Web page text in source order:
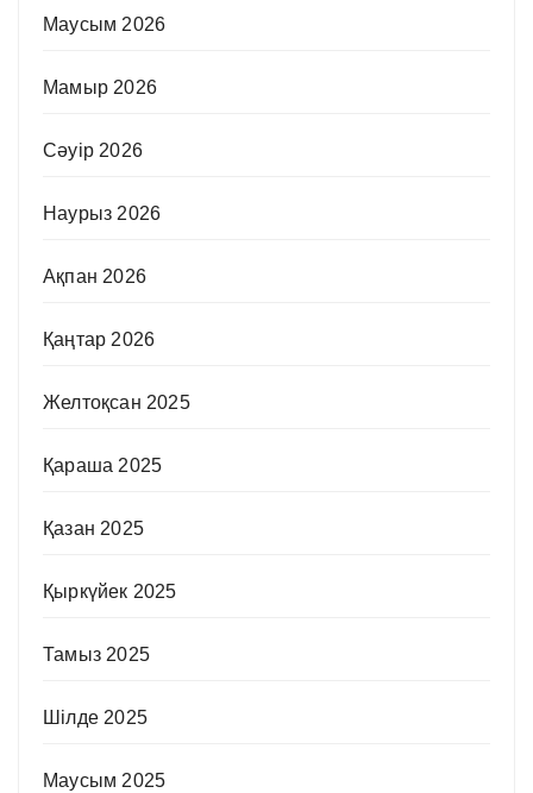
Маусым 2026
Мамыр 2026
Сәуір 2026
Наурыз 2026
Ақпан 2026
Қаңтар 2026
Желтоқсан 2025
Қараша 2025
Қазан 2025
Қыркүйек 2025
Тамыз 2025
Шілде 2025
Маусым 2025